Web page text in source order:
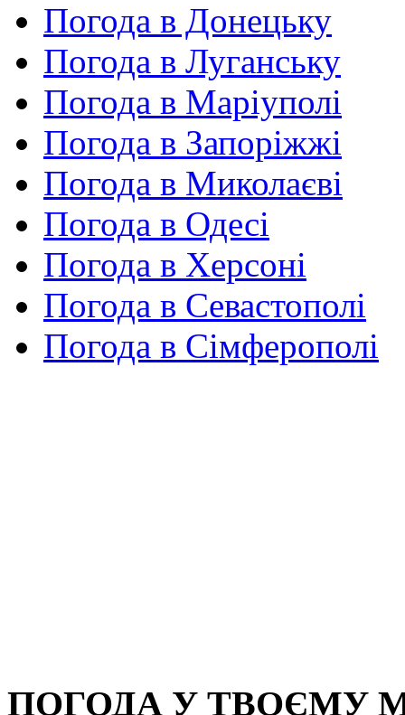
Погода в Донецьку
Погода в Луганську
Погода в Маріуполі
Погода в Запоріжжі
Погода в Миколаєві
Погода в Одесі
Погода в Херсоні
Погода в Севастополі
Погода в Сімферополі
ПОГОДА У ТВОЄМУ